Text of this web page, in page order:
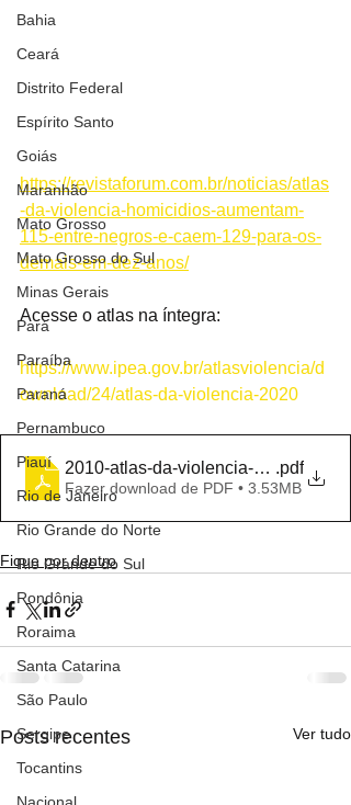
Bahia
Ceará
Distrito Federal
Espírito Santo
Goiás
Maranhão
Mato Grosso
Mato Grosso do Sul
Minas Gerais
Pará
Paraíba
Paraná
Pernambuco
Piauí
Rio de Janeiro
Rio Grande do Norte
Rio Grande do Sul
Rondônia
Roraima
Santa Catarina
São Paulo
Sergipe
Tocantins
https://revistaforum.com.br/noticias/atlas
-da-violencia-homicidios-aumentam-
115-entre-negros-e-caem-129-para-os-
demais-em-dez-anos/
Acesse o atlas na íntegra:
https://www.ipea.gov.br/atlasviolencia/d
ownload/24/atlas-da-violencia-2020
2010-atlas-da-violencia-2020
.pdf
Fazer download de PDF • 3.53MB
Fique por dentro
Posts recentes Ver tudo